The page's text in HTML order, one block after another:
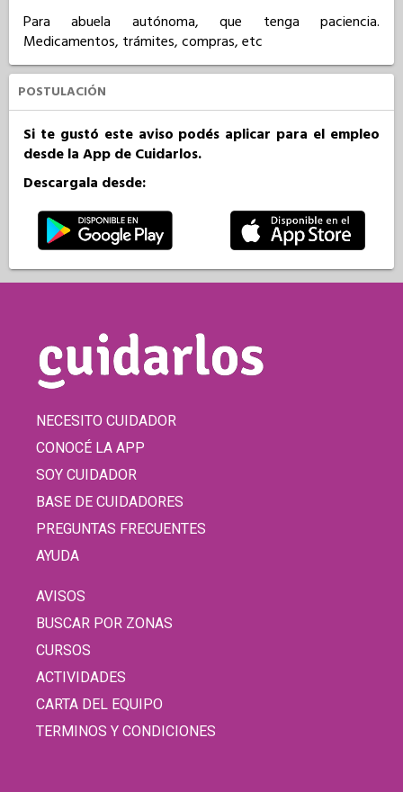
Para abuela autónoma, que tenga paciencia.
Medicamentos, trámites, compras, etc
POSTULACIÓN
Si te gustó este aviso podés aplicar para el empleo
desde la App de Cuidarlos.
Descargala desde:
NECESITO CUIDADOR
CONOCÉ LA APP
SOY CUIDADOR
BASE DE CUIDADORES
PREGUNTAS FRECUENTES
AYUDA
AVISOS
BUSCAR POR ZONAS
CURSOS
ACTIVIDADES
CARTA DEL EQUIPO
TERMINOS Y CONDICIONES